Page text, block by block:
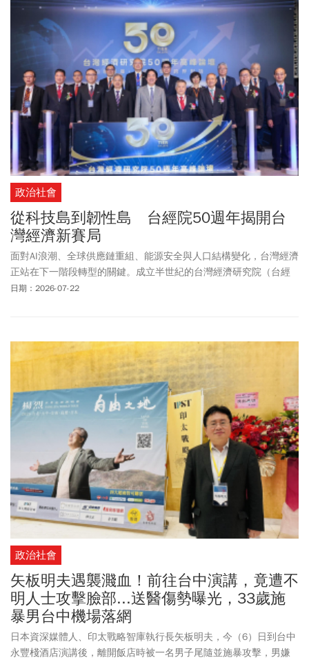
政治社會
從科技島到韌性島 台經院50週年揭開台
灣經濟新賽局
面對AI浪潮、全球供應鏈重組、能源安全與人口結構變化，台灣經濟
正站在下一階段轉型的關鍵。成立半世紀的台灣經濟研究院（台經
院），陪伴台灣走過工業化、科技化歷程，肩負前瞻政策研究角
日期：2026-07-22
政治社會
矢板明夫遇襲濺血！前往台中演講，竟遭不
明人士攻擊臉部...送醫傷勢曝光，33歲施
暴男台中機場落網
日本資深媒體人、印太戰略智庫執行長矢板明夫，今（6）日到台中
永豐棧酒店演講後，離開飯店時被一名男子尾隨並施暴攻擊，男嫌